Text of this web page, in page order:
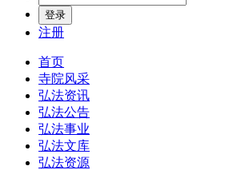
登录
注册
首页
寺院风采
弘法资讯
弘法公告
弘法事业
弘法文库
弘法资源